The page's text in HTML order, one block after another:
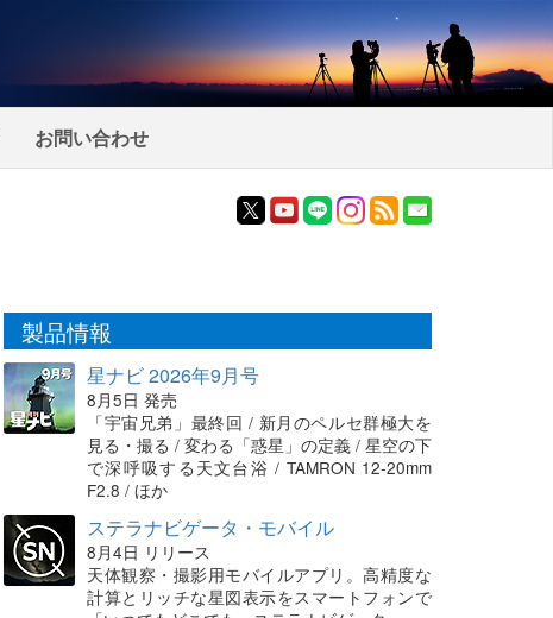
お問い合わせ
製品情報
星ナビ 2026年9月号
8月5日 発売
「宇宙兄弟」最終回 / 新月のペルセ群極大を
見る・撮る / 変わる「惑星」の定義 / 星空の下
で深呼吸する天文台浴 / TAMRON 12-20mm
F2.8 / ほか
ステラナビゲータ・モバイル
8月4日 リリース
天体観察・撮影用モバイルアプリ。高精度な
計算とリッチな星図表示をスマートフォンで